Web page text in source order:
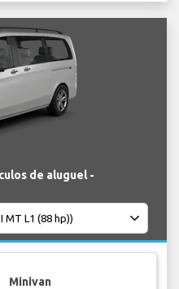
de aluguel -
Minivan